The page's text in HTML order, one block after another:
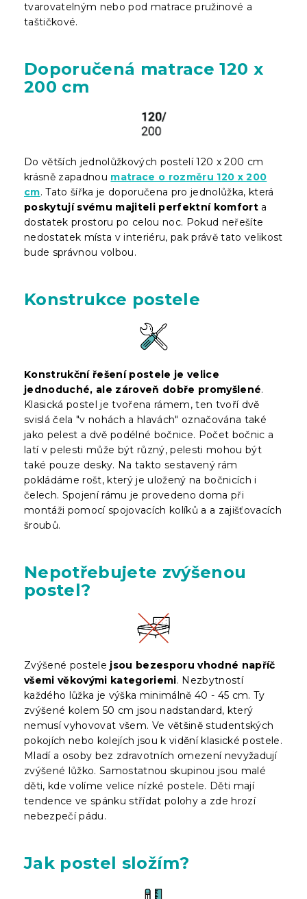
tvarovatelným nebo pod matrace pružinové a
taštičkové.
Doporučená matrace 120 x
200 cm
Do větších jednolůžkových postelí 120 x 200 cm
krásně zapadnou matrace o rozměru 120 x 200
cm. Tato šířka je doporučena pro jednolůžka, která
poskytují svému majiteli perfektní komfort a
dostatek prostoru po celou noc. Pokud neřešíte
nedostatek místa v interiéru, pak právě tato velikost
bude správnou volbou.
Konstrukce postele
Konstrukční řešení postele je velice
jednoduché, ale zároveň dobře promyšlené.
Klasická postel je tvořena rámem, ten tvoří dvě
svislá čela "v nohách a hlavách" označována také
jako pelest a dvě podélné bočnice. Počet bočnic a
latí v pelesti může být různý, pelesti mohou být
také pouze desky. Na takto sestavený rám
pokládáme rošt, který je uložený na bočnicích i
čelech. Spojení rámu je provedeno doma při
montáži pomocí spojovacích kolíků a a zajišťovacích
šroubů.
Nepotřebujete zvýšenou
postel?
Zvýšené postele jsou bezesporu vhodné napříč
všemi věkovými kategoriemi. Nezbytností
každého lůžka je výška minimálně 40 - 45 cm. Ty
zvýšené kolem 50 cm jsou nadstandard, který
nemusí vyhovovat všem. Ve většině studentských
pokojích nebo kolejích jsou k vidění klasické postele.
Mladí a osoby bez zdravotních omezení nevyžadují
zvýšené lůžko. Samostatnou skupinou jsou malé
děti, kde volíme velice nízké postele. Děti mají
tendence ve spánku střídat polohy a zde hrozí
nebezpečí pádu.
Jak postel složím?